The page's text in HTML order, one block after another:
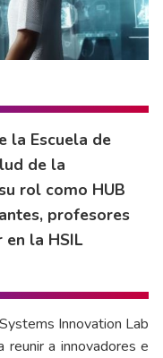
la Escuela de
de la
rol como HUB
profesores
la HSIL
Innovation Lab
reunir a innovadores e